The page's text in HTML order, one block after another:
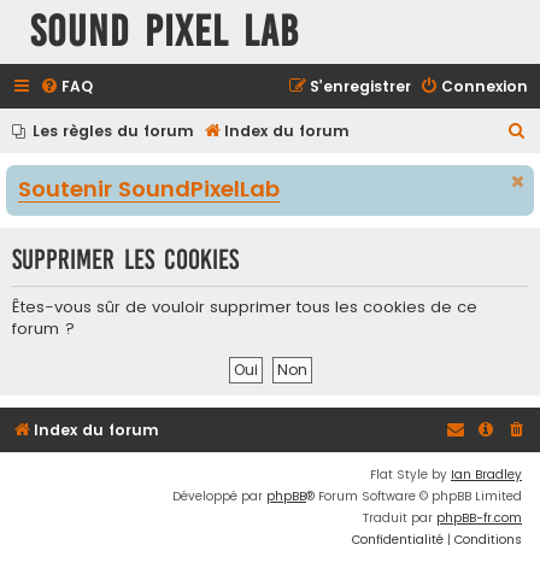
Sound Pixel Lab
FAQ Connexion
S’enregistrer
Les règles du forum Index du forum
e
r
r
Soutenir SoundPixelLab
Supprimer les cookies
Êtes-vous sûr de vouloir supprimer tous les cookies de ce
forum ?
Index du forum
Flat Style by Ian Bradley
Développé par phpBB® Forum Software © phpBB Limited
Traduit par phpBB-fr.com
Confidentialité | Conditions